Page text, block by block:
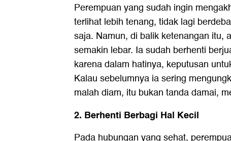
Perempuan yang sudah ingin
terlihat lebih tenang, tidak lagi
saja. Namun, di balik ketenangan itu,
semakin lebar. Ia sudah berhenti
karena dalam hatinya, keputusan
Kalau sebelumnya ia sering
malah diam, itu bukan tanda damai,
2. Berhenti Berbagi Hal Kecil
Pada hubungan yang sehat,